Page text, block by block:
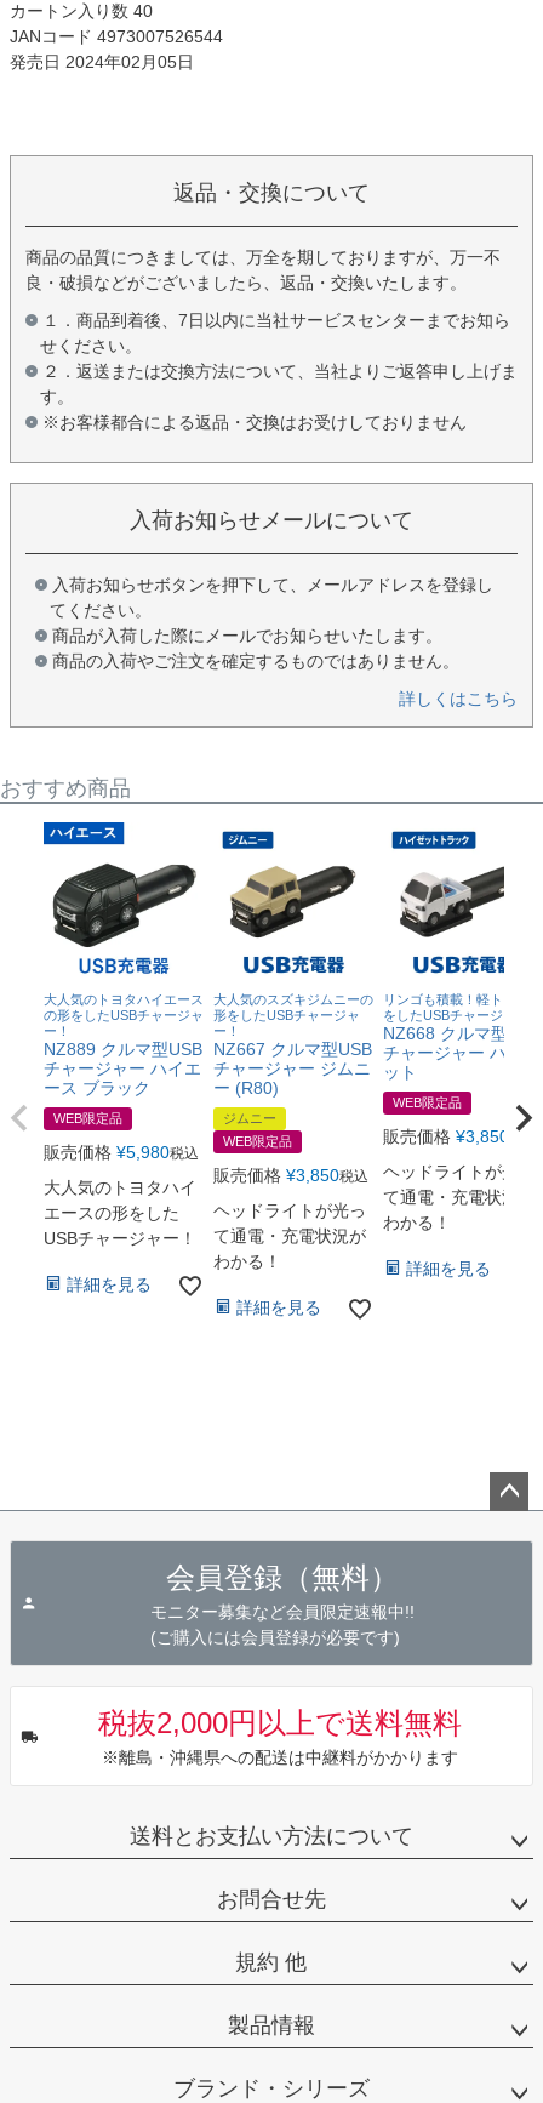
カートン入り数 40
JANコード 4973007526544
発売日 2024年02月05日
返品・交換について
商品の品質につきましては、万全を期しておりますが、万一不
良・破損などがございましたら、返品・交換いたします。
１．商品到着後、7日以内に当社サービスセンターまでお知ら
せください。
２．返送または交換方法について、当社よりご返答申し上げま
す。
※お客様都合による返品・交換はお受けしておりません
入荷お知らせメールについて
入荷お知らせボタンを押下して、メールアドレスを登録し
てください。
商品が入荷した際にメールでお知らせいたします。
商品の入荷やご注文を確定するものではありません。
詳しくはこちら
おすすめ商品
大人気のトヨタハイエース
の形をしたUSBチャージャ
ー！
NZ889 クルマ型USB
チャージャー ハイエ
ース ブラック
WEB限定品
販売価格 ¥5,980税込
大人気のトヨタハイ
エースの形をした
USBチャージャー！
詳細を見る
大人気のスズキジムニーの
形をしたUSBチャージャ
ー！
NZ667 クルマ型USB
チャージャー ジムニ
ー (R80)
ジムニー
WEB限定品
販売価格 ¥3,850税込
ヘッドライトが光っ
て通電・充電状況が
わかる！
詳細を見る
リンゴも積載！軽トラの形
をしたUSBチャージャー！
NZ668 クルマ型USB
チャージャー ハイゼ
ット
WEB限定品
販売価格 ¥3,850
ヘッドライトが光っ
て通電・充電状況が
わかる！
詳細を見る
会員登録（無料）
モニター募集など会員限定速報中!!
(ご購入には会員登録が必要です)
税抜2,000円以上で送料無料
※離島・沖縄県への配送は中継料がかかります
送料とお支払い方法について
お問合せ先
規約 他
製品情報
ブランド・シリーズ